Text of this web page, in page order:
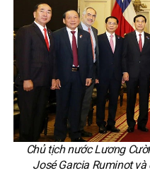
Chủ tịch nước Lương
José Garcia Ruminot và